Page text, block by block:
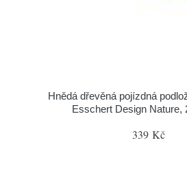
Hnědá dřevěná pojízdná
Esschert Design Nature,
339 Kč